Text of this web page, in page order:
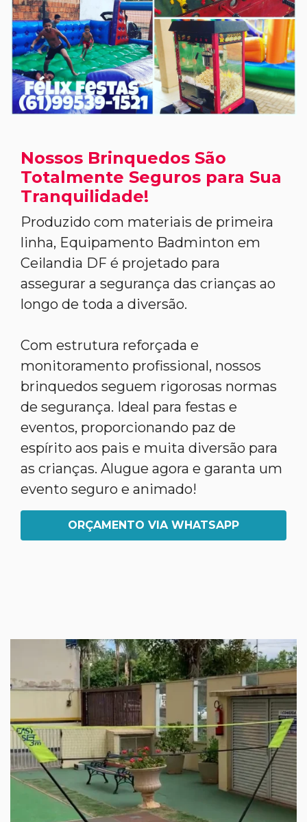
Nossos Brinquedos São
Totalmente Seguros para Sua
Tranquilidade!
Produzido com materiais de primeira
linha, Equipamento Badminton em
Ceilandia DF é projetado para
assegurar a segurança das crianças ao
longo de toda a diversão.
Com estrutura reforçada e
monitoramento profissional, nossos
brinquedos seguem rigorosas normas
de segurança. Ideal para festas e
eventos, proporcionando paz de
espírito aos pais e muita diversão para
as crianças. Alugue agora e garanta um
evento seguro e animado!
ORÇAMENTO VIA WHATSAPP